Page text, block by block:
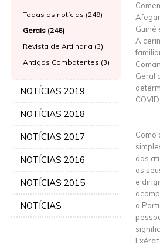
Todas as notícias (249)
Gerais (246)
Revista de Artilharia (3)
Antigos Combatentes (3)
NOTÍCIAS 2019
NOTÍCIAS 2018
NOTÍCIAS 2017
NOTÍCIAS 2016
NOTÍCIAS 2015
NOTÍCIAS
Guiné
A
Geral
Como
das
os
e
a